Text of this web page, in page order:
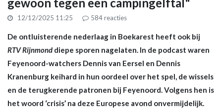
12/12/2025 11:25 584reacties
De ontluisterende nederlaag in Boekarest heeft ook bij
RTV Rijnmond diepe sporen nagelaten. In de podcast waren
Feyenoord-watchers Dennis van Eersel en Dennis
Kranenburg keihard in hun oordeel over het spel, de wissels
en de terugkerende patronen bij Feyenoord. Volgens hen is
het woord ‘crisis’ na deze Europese avond onvermijdelijk.